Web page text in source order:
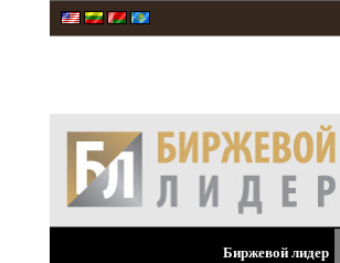
Биржевой лидер